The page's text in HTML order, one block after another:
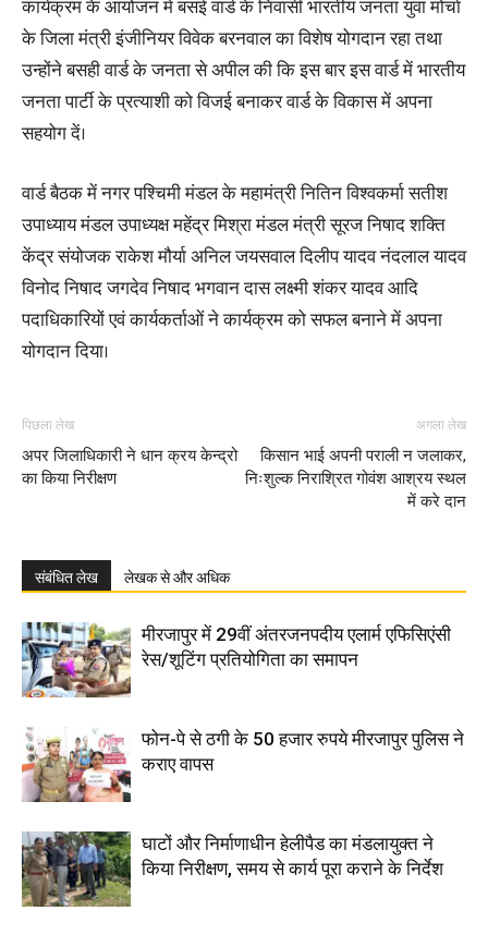
कार्यक्रम के आयोजन में बसई वार्ड के निवासी भारतीय जनता युवा मोर्चा
के जिला मंत्री इंजीनियर विवेक बरनवाल का विशेष योगदान रहा तथा
उन्होंने बसही वार्ड के जनता से अपील की कि इस बार इस वार्ड में भारतीय
जनता पार्टी के प्रत्याशी को विजई बनाकर वार्ड के विकास में अपना
सहयोग दें।
वार्ड बैठक में नगर पश्चिमी मंडल के महामंत्री नितिन विश्वकर्मा सतीश
उपाध्याय मंडल उपाध्यक्ष महेंद्र मिश्रा मंडल मंत्री सूरज निषाद शक्ति
केंद्र संयोजक राकेश मौर्या अनिल जयसवाल दिलीप यादव नंदलाल यादव
विनोद निषाद जगदेव निषाद भगवान दास लक्ष्मी शंकर यादव आदि
पदाधिकारियों एवं कार्यकर्ताओं ने कार्यक्रम को सफल बनाने में अपना
योगदान दिया।
पिछला लेख
अपर जिलाधिकारी ने धान क्रय केन्द्रो
का किया निरीक्षण
अगला लेख
किसान भाई अपनी पराली न जलाकर,
निःशुल्क निराश्रित गोवंश आश्रय स्थल
में करे दान
संबंधित लेख लेखक से और अधिक
मीरजापुर में 29वीं अंतरजनपदीय एलार्म एफिसिएंसी
रेस/शूटिंग प्रतियोगिता का समापन
फोन-पे से ठगी के 50 हजार रुपये मीरजापुर पुलिस ने
कराए वापस
घाटों और निर्माणाधीन हेलीपैड का मंडलायुक्त ने
किया निरीक्षण, समय से कार्य पूरा कराने के निर्देश